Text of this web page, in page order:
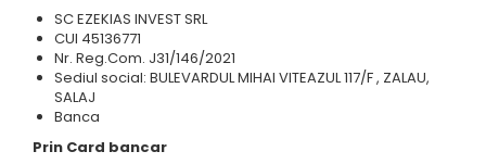
SC EZEKIAS INVEST SRL
CUI 45136771
Nr. Reg.Com. J31/146/2021
Sediul social: BULEVARDUL MIHAI VITEAZUL 117/F , ZALAU,
SALAJ
Banca
Prin Card bancar